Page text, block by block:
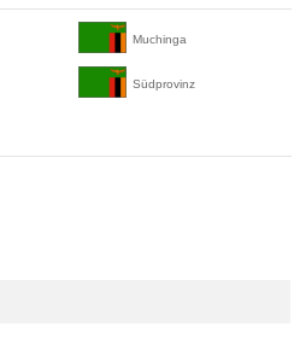
Muchinga
Südprovinz